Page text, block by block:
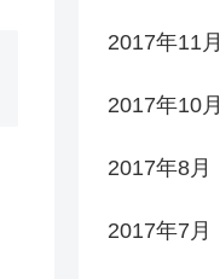
2017年11月
2017年10月
2017年8月
2017年7月